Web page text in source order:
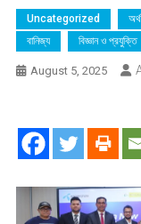
Uncategorized
বানিজ্য
বিজ্ঞান ও প্রযুক্তি
August 5, 2025